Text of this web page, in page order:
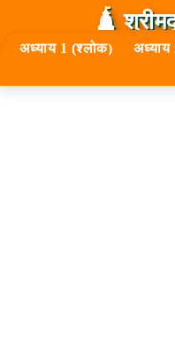
🛕
अध्याय 1 (श्लोक) अध्याय